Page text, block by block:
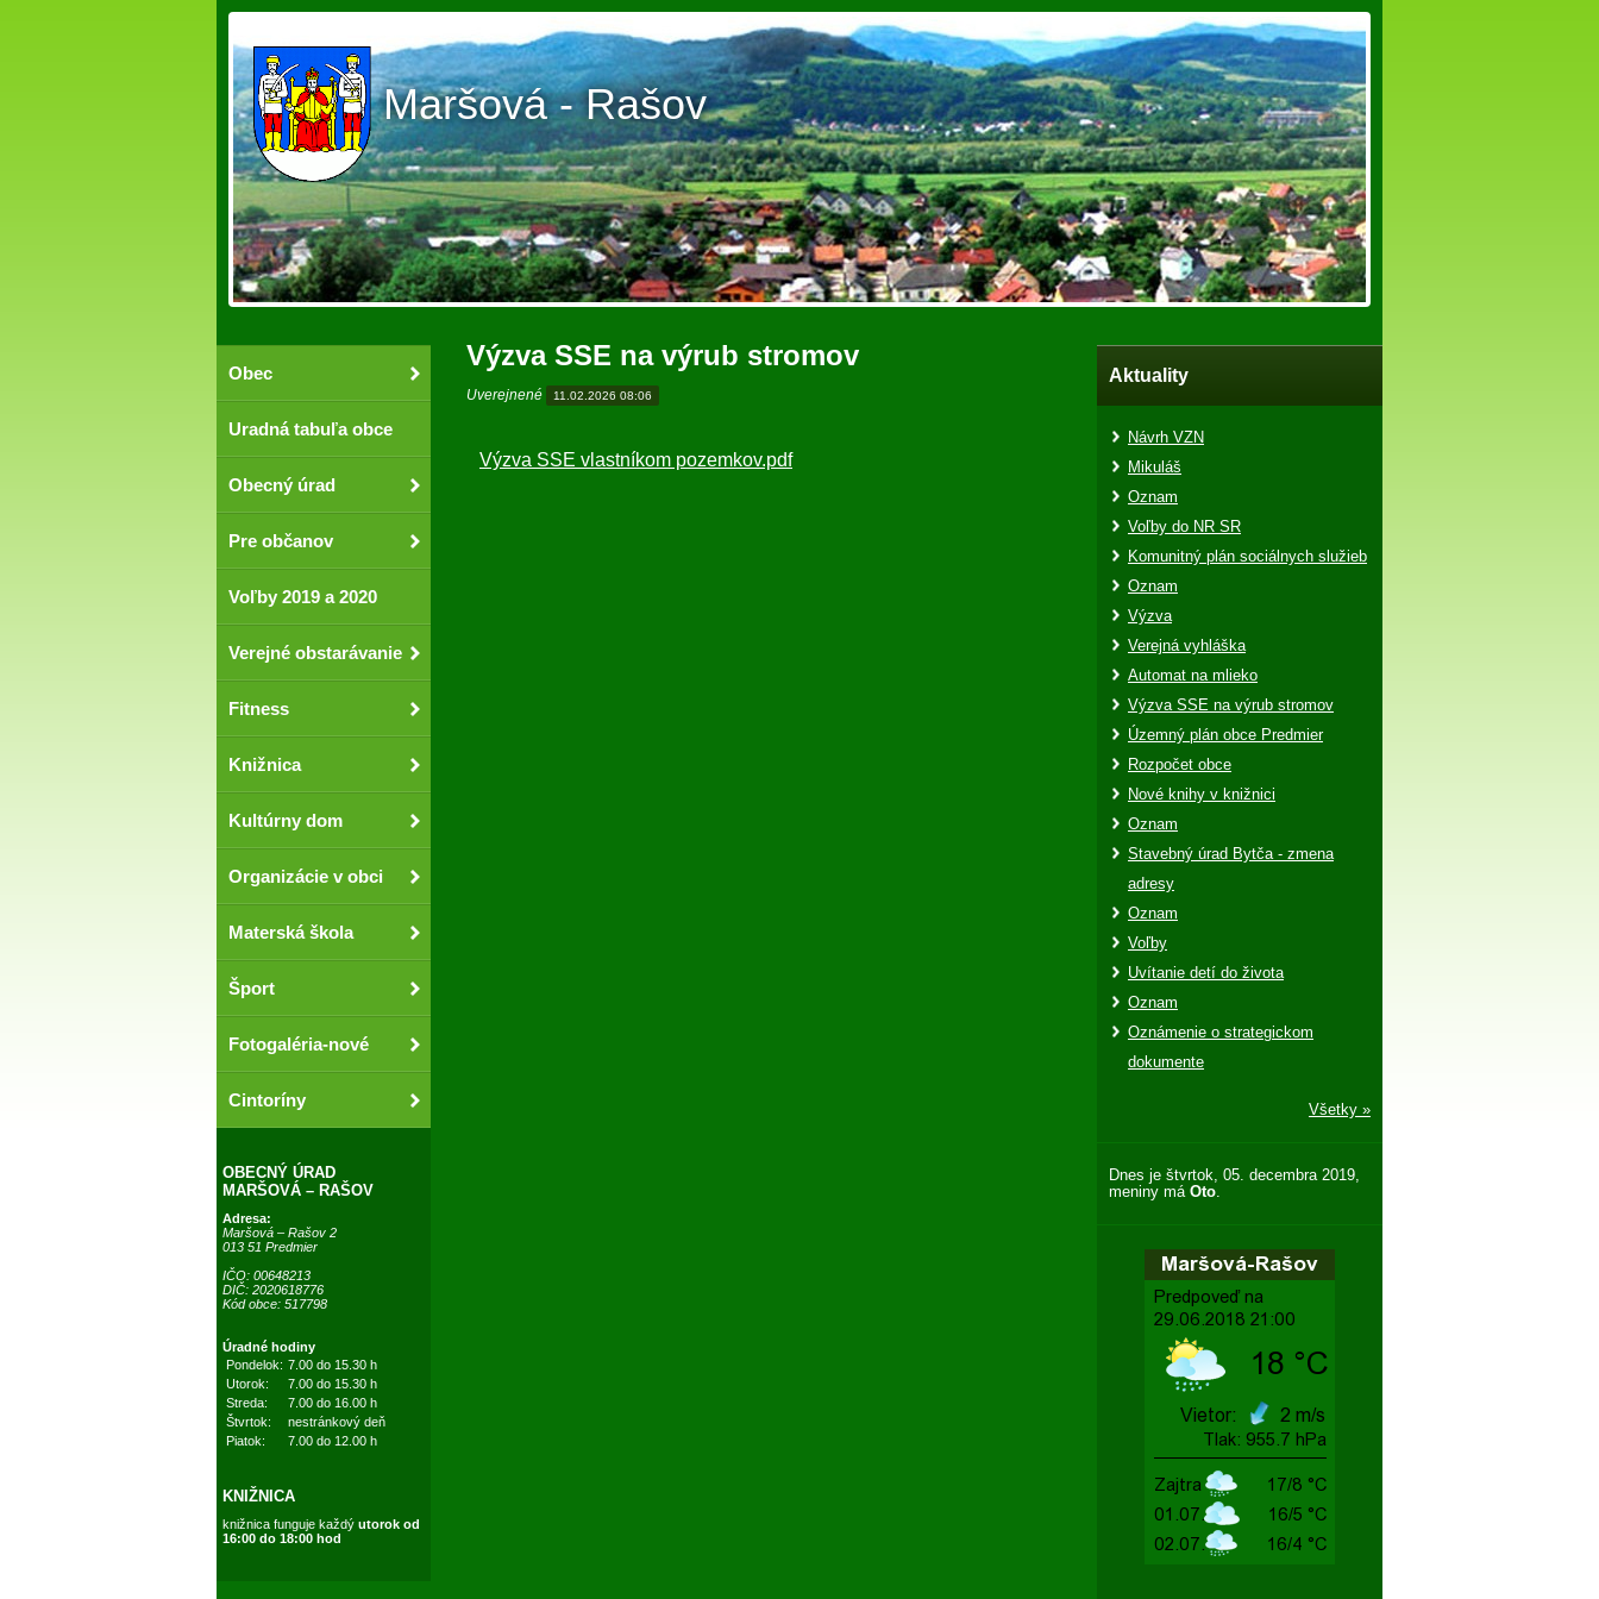
Maršová - Rašov
Obec
Uradná tabuľa obce
Obecný úrad
Pre občanov
Voľby 2019 a 2020
Verejné obstarávanie
Fitness
Knižnica
Kultúrny dom
Organizácie v obci
Materská škola
Šport
Fotogaléria-nové
Cintoríny
OBECNÝ ÚRAD
MARŠOVÁ – RAŠOV
Adresa:
Maršová – Rašov 2
013 51 Predmier
IČO: 00648213
DIČ: 2020618776
Kód obce: 517798
Úradné hodiny
Pondelok: 7.00 do 15.30 h
Utorok:
7.00 do 15.30 h
Streda:
7.00 do 16.00 h
Štvrtok:
nestránkový deň
Piatok:
7.00 do 12.00 h
KNIŽNICA
knižnica funguje každý utorok od
16:00 do 18:00 hod
Aktuality
Návrh VZN
Mikuláš
Oznam
Voľby do NR SR
Komunitný plán sociálnych služieb
Oznam
Výzva
Verejná vyhláška
Automat na mlieko
Výzva SSE na výrub stromov
Územný plán obce Predmier
Rozpočet obce
Nové knihy v knižnici
Oznam
Stavebný úrad Bytča - zmena
adresy
Oznam
Voľby
Uvítanie detí do života
Oznam
Oznámenie o strategickom
dokumente
Všetky »
Dnes je štvrtok, 05. decembra 2019,
meniny má Oto.
Výzva SSE na výrub stromov
Uverejnené 11.02.2026 08:06
Výzva SSE vlastníkom pozemkov.pdf